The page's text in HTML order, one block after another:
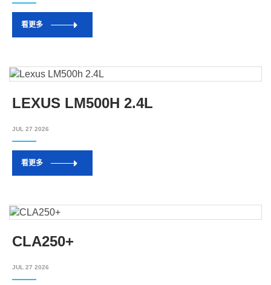
看更多
LEXUS LM500H 2.4L
JUL 27 2026
看更多
CLA250+
JUL 27 2026